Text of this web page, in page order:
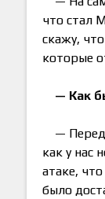
что стал
скажу,
которые
— Как
— Перед
как у нас
атаке,
было